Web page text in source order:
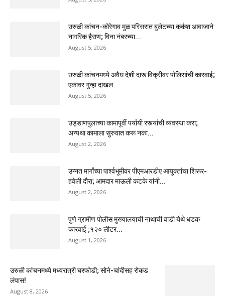
उरुळी कांचन-कोरेगाव मुळ परिसरात बुलेटच्या कर्कश आवाजाने
नागरिक हैराण; विना नंबरच्या...
August 5, 2026
उरुळी कांचनमध्ये अवैध देशी दारू विक्रीवर पोलिसांची कारवाई;
एकावर गुन्हा दाखल
August 5, 2026
उड्डाणपुलाच्या कामापूर्वी पर्यायी रस्त्यांची व्यवस्था करा;
अन्यथा कामाला सुरुवात करू नका...
August 2, 2026
उन्नत मार्गांच्या पार्श्वभूमीवर पीएमआरडीए आयुक्तांचा शिरूर-
हवेली दौरा; आमदार माऊली कटके यांनी...
August 2, 2026
पुणे ग्रामीण पोलीस मुख्यालयाची नाथाची वाडी येथे धडक
कारवाई ;१२० लीटर...
August 1, 2026
उरुळी कांचनमध्ये मध्यरात्री घरफोडी; सोने-चांदीसह रोकड
लंपास!
August 8, 2026